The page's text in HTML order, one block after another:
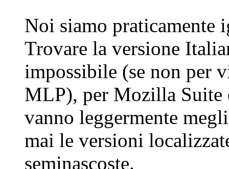
Noi siamo praticamente
Trovare la versione
impossibile (se non per
MLP), per Mozilla Suite
vanno leggermente
mai le versioni
seminascoste.